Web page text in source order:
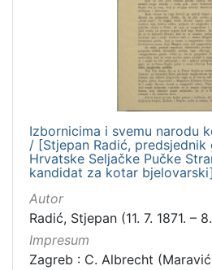
Izbornicima i svemu narodu
/ [Stjepan Radić,
Hrvatske Seljačke Pučke
kandidat za kotar bjelovarski]
Autor
Radić, Stjepan (11. 7. 1871. –
Impresum
Zagreb : C. Albrecht